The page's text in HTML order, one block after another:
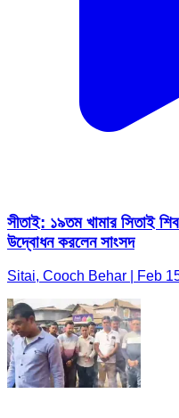
সীতাই: ১৯তম খামার সিতাই
উদ্বোধন করলেন সাংসদ
Sitai, Cooch Behar | Feb